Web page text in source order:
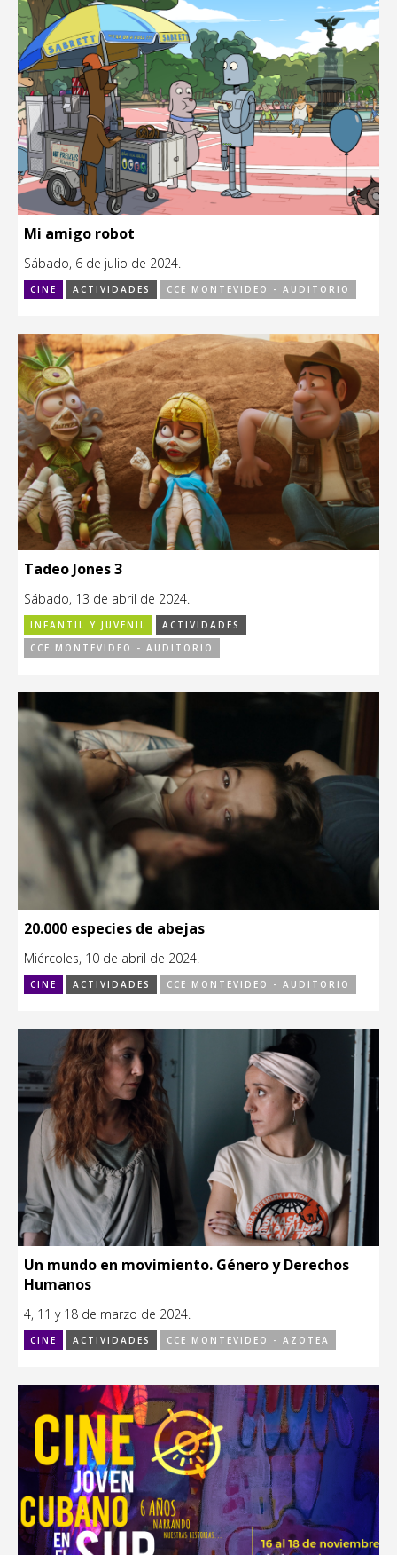
Mi amigo robot
Sábado, 6 de julio de 2024.
CINE ACTIVIDADES CCE MONTEVIDEO - AUDITORIO
Tadeo Jones 3
Sábado, 13 de abril de 2024.
INFANTIL Y JUVENIL
ACTIVIDADES
CCE MONTEVIDEO - AUDITORIO
20.000 especies de abejas
Miércoles, 10 de abril de 2024.
CINE ACTIVIDADES CCE MONTEVIDEO - AUDITORIO
Un mundo en movimiento. Género y Derechos
Humanos
4, 11 y 18 de marzo de 2024.
CINE ACTIVIDADES CCE MONTEVIDEO - AZOTEA